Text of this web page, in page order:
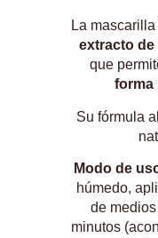
La mascarilla
extracto de
que
forma
Su fórmula
Modo de
húmedo,
de
minutos